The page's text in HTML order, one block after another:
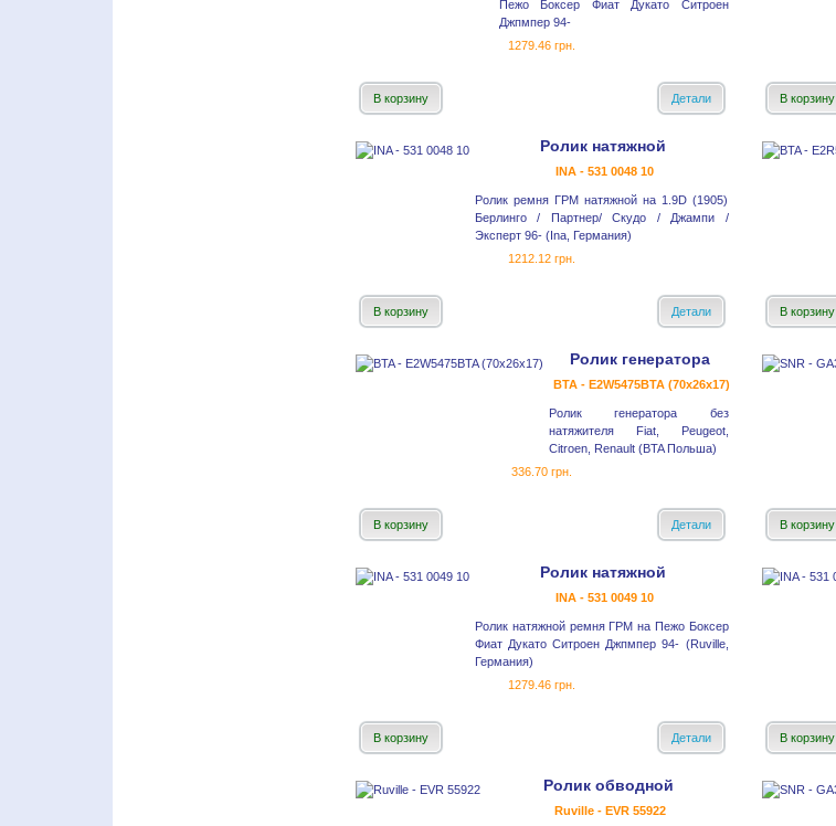
Пежо Боксер Фиат Дукато Ситроен
Джпмпер 94-
1279.46 грн.
В корзину Детали В корзину
Ролик натяжной
INA - 531 0048 10
Ролик ремня ГРМ натяжной на 1.9D (1905)
Берлинго / Партнер/ Скудо / Джампи /
Эксперт 96- (Ina, Германия)
1212.12 грн.
В корзину Детали В корзину
Ролик генератора
BTA - E2W5475BTA (70x26x17)
Ролик генератора без
натяжителя Fiat, Peugeot,
Citroen, Renault (BTA Польша)
336.70 грн.
В корзину Детали В корзину
Ролик натяжной
INA - 531 0049 10
Ролик натяжной ремня ГРМ на Пежо Боксер
Фиат Дукато Ситроен Джпмпер 94- (Ruville,
Германия)
1279.46 грн.
В корзину Детали В корзину
Ролик обводной
Ruville - EVR 55922